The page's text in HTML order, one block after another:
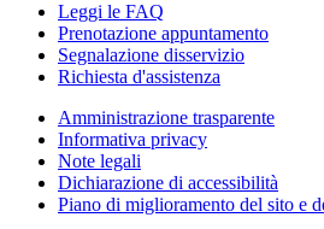
Leggi le FAQ
Prenotazione appuntamento
Segnalazione disservizio
Richiesta d'assistenza
Amministrazione trasparente
Informativa privacy
Note legali
Dichiarazione di accessibilità
Piano di miglioramento del sito e